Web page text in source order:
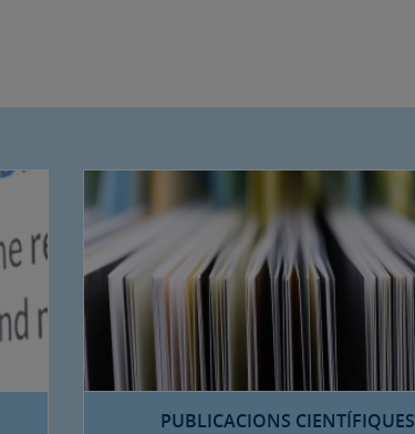
PUBLICACIONS CIENTÍFIQUES